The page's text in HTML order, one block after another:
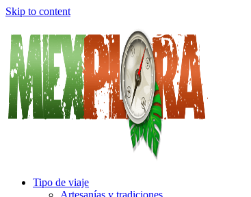
Skip to content
Tipo de viaje
Artesanías y tradiciones